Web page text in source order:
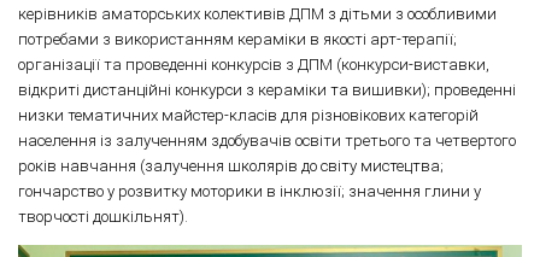
керівників аматорських колективів ДПМ з дітьми з особливими
потребами з використанням кераміки в якості арт-терапії;
організації та проведенні конкурсів з ДПМ (конкурси-виставки,
відкриті дистанційні конкурси з кераміки та вишивки); проведенні
низки тематичних майстер-класів для різновікових категорій
населення із залученням здобувачів освіти третього та четвертого
років навчання (залучення школярів до світу мистецтва;
гончарство у розвитку моторики в інклюзії; значення глини у
творчості дошкільнят).